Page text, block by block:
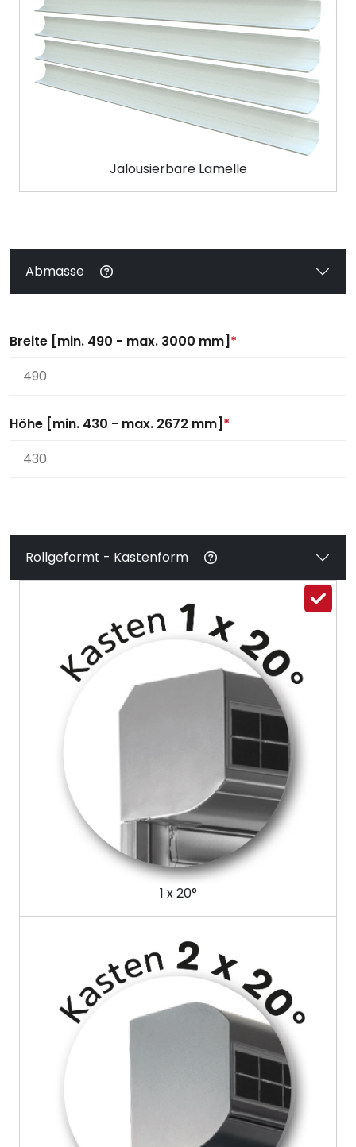
Jalousierbare Lamelle
Abmasse
Breite [min. 490 - max. 3000 mm] *
Höhe [min. 430 - max. 2672 mm] *
Rollgeformt - Kastenform
1 x 20°